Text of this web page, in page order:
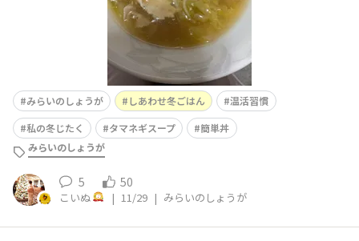
みらいのしょうが しあわせ冬ごはん
温活習慣
私の冬じたく
タマネギスープ
簡単丼
みらいのしょうが
5 50
こいぬ | 11/29 | みらいのしょうが